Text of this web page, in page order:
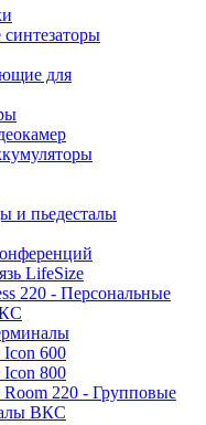
для
и пьедесталы
LifeSize
220 - Персональные
600
800
Room 220 - Групповые
ВКС